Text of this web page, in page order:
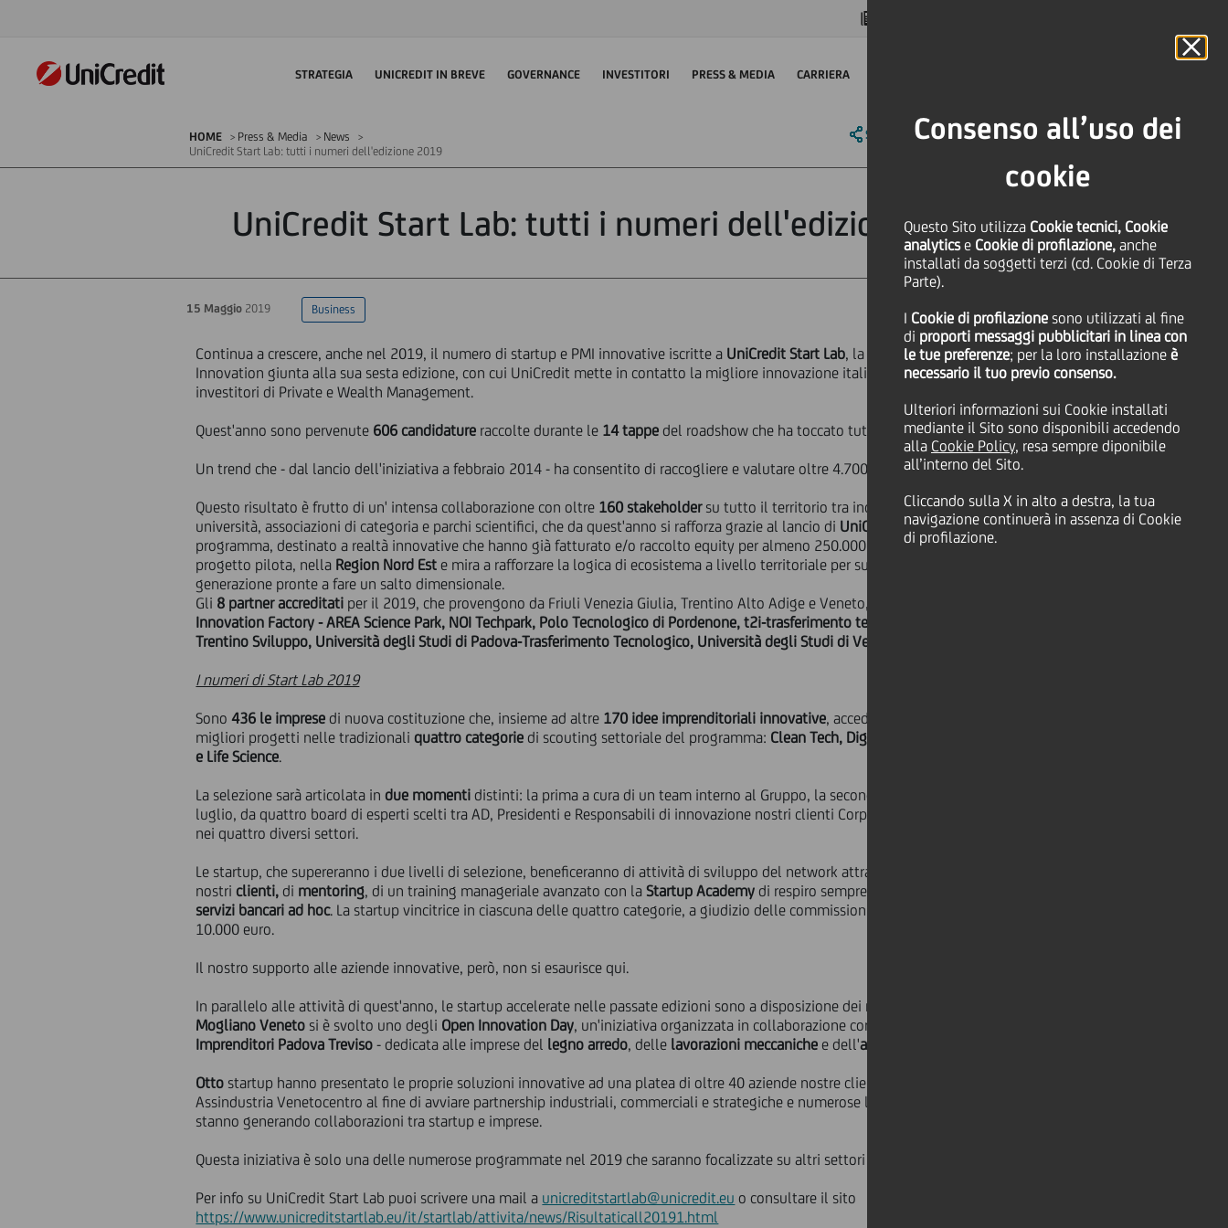
Consenso all’uso dei
cookie
Questo Sito utilizza Cookie tecnici, Cookie
analyticse Cookie di profilazione, anche
installati da soggetti terzi (cd. Cookie di Terza
Parte).
I Cookie di profilazione sono utilizzati al fine
di proporti messaggi pubblicitari in linea con
le tue preferenze; per la loro installazione è
necessario il tuo previo consenso.
Ulteriori informazioni sui Cookie installati
mediante il Sito sono disponibili accedendo
alla Cookie Policy, resa sempre diponibile
all’interno del Sito.
Cliccando sulla X in alto a destra, la tua
navigazione continuerà in assenza di Cookie
di profilazione.
STRATEGIA UNICREDIT IN BREVE GOVERNANCE INVESTITORI PRESS & MEDIA CARRIERA
HOME Press & Media
News
UniCredit Start Lab: tutti i numeri dell'edizione 2019
SHARE PRINT SEND
UniCredit Start Lab: tutti i numeri dell'edizione 2019
15 Maggio 2019 Business
Continua a crescere, anche nel 2019, il numero di startup e PMI innovative iscritte a UniCredit Start Lab, la piattaforma di Open
Innovation giunta alla sua sesta edizione, con cui UniCredit mette in contatto la migliore innovazione italiana con clienti Corporate e
investitori di Private e Wealth Management.
Quest'anno sono pervenute 606 candidature raccolte durante le 14 tappe del roadshow che ha toccato tutta Italia.
Un trend che - dal lancio dell'iniziativa a febbraio 2014 - ha consentito di raccogliere e valutare oltre 4.700 business plan.
Questo risultato è frutto di un' intensa collaborazione con oltre 160 stakeholder su tutto il territorio tra incubatori, acceleratori,
università, associazioni di categoria e parchi scientifici, che da quest'anno si rafforza grazie al lancio di UniCredit Launch Pad. Il neonato
programma, destinato a realtà innovative che hanno già fatturato e/o raccolto equity per almeno 250.000 euro, è stato lanciato, come
progetto pilota, nella Region Nord Est e mira a rafforzare la logica di ecosistema a livello territoriale per supportare aziende di nuova
generazione pronte a fare un salto dimensionale.
Gli 8 partner accreditati per il 2019, che provengono da Friuli Venezia Giulia, Trentino Alto Adige e Veneto, sono
Innovation Factory - AREA Science Park, NOI Techpark, Polo Tecnologico di Pordenone, t2i-trasferimento tecnologico e innovazione,
Trentino Sviluppo, Università degli Studi di Padova-Trasferimento Tecnologico, Università degli Studi di Verona
I numeri di Start Lab 2019
Sono436 le imprese di nuova costituzione che, insieme ad altre 170 idee imprenditoriali innovative, accedono alla selezione dei
migliori progetti nelle tradizionaliquattro categorie di scouting settoriale del programma: Clean Tech, Digital, Innovative Made in Italy
e Life Science.
La selezione sarà articolata indue momentidistinti: la prima a cura di un team interno al Gruppo, la seconda, che si terrà tra giugno e
luglio, da quattro board di esperti scelti tra AD, Presidenti e Responsabili di innovazione nostri clienti Corporate e Investment Banking
nei quattro diversi settori.
Le startup, che supereranno i due livelli di selezione, beneficeranno di attività di sviluppo del network attraverso
nostriclienti, di mentoring, di un training manageriale avanzato con laStartup Academy di respiro sempre più internazionale e di
servizi bancari ad hoc. La startup vincitrice in ciascuna delle quattro categorie, a giudizio delle commissioni, riceverà inoltre un grant di
10.000 euro.
Il nostro supporto alle aziende innovative, però, non si esaurisce qui.
In parallelo alle attività di quest'anno, le startup accelerate nelle passate edizioni sono a disposizione dei nostri clienti. Il
Mogliano Veneto si è svolto uno degli Open Innovation Day, un'iniziativa organizzata in collaborazione con
Imprenditori Padova Treviso - dedicata alle imprese del legno arredo, delle lavorazioni meccaniche e dell'arredo inox
Otto startup hanno presentato le proprie soluzioni innovative ad una platea di oltre 40 aziende nostre clienti e associate di
Assindustria Venetocentro al fine di avviare partnership industriali, commerciali e strategiche e numerose le richieste di followup che
stanno generando collaborazioni tra startup e imprese.
Questa iniziativa è solo una delle numerose programmate nel 2019 che saranno focalizzate su altri settori di business.
Per info su UniCredit Start Lab puoi scrivere una mail a unicreditstartlab@unicredit.eu o consultare il sito
https://www.unicreditstartlab.eu/it/startlab/attivita/news/Risultaticall20191.html